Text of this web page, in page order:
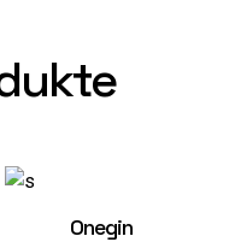
Onegin